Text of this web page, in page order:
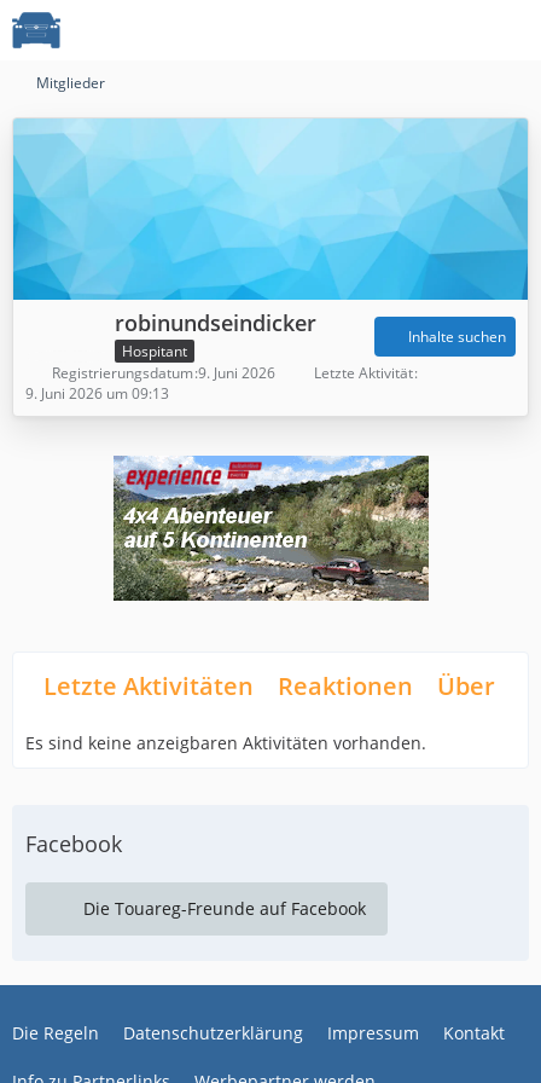
Mitglieder
robinundseindicker
Hospitant
Inhalte suchen
Registrierungsdatum 9. Juni 2026
Letzte Aktivität
9. Juni 2026 um 09:13
Letzte Aktivitäten Reaktionen Über
Es sind keine anzeigbaren Aktivitäten vorhanden.
Facebook
Die Touareg-Freunde auf Facebook
Die Regeln Datenschutzerklärung Impressum Kontakt